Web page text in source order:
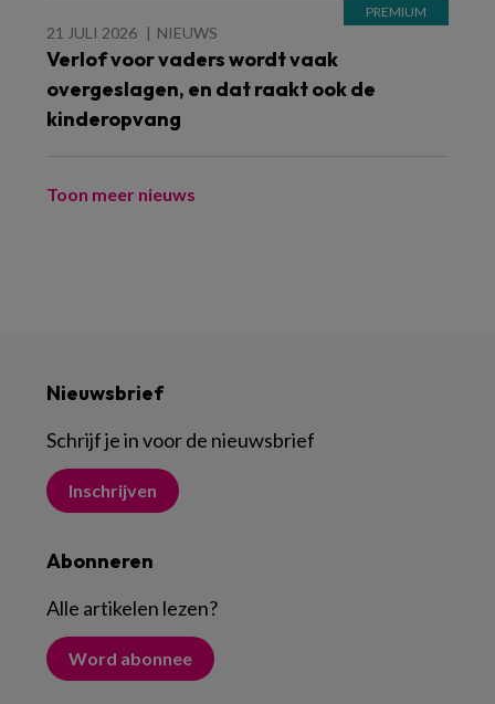
21 JULI 2026 NIEUWS
Verlof voor vaders wordt vaak
overgeslagen, en dat raakt ook de
kinderopvang
Toon meer nieuws
Nieuwsbrief
Schrijf je in voor de nieuwsbrief
Inschrijven
Abonneren
Alle artikelen lezen?
Word abonnee